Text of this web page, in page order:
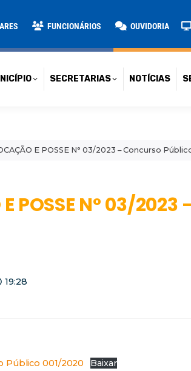
FUNCIONÁRIOS OUVIDORIA
SECRETARIAS NOTÍCIAS
E POSSE N° 03/2023 – Concurso
E POSSE N° 03/
19:28
Público 001/2020 Baixar